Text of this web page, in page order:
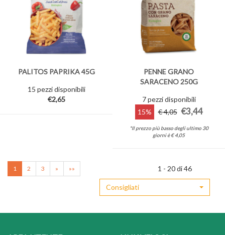
PALITOS PAPRIKA 45G
15 pezzi disponibili
€2,65
PENNE GRANO
SARACENO 250G
7 pezzi disponibili
15%
€ 4,05 €3,44
*Il prezzo più basso degli ultimo 30
giorni è € 4,05
1 2 3 » »» 1 - 20 di 46
Consigliati